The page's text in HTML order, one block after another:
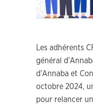
Les adhérents
général
d’Annaba et
octobre 2024,
pour relancer